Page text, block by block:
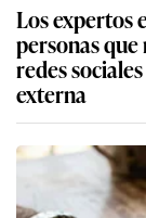
Los expertos
personas
redes
externa